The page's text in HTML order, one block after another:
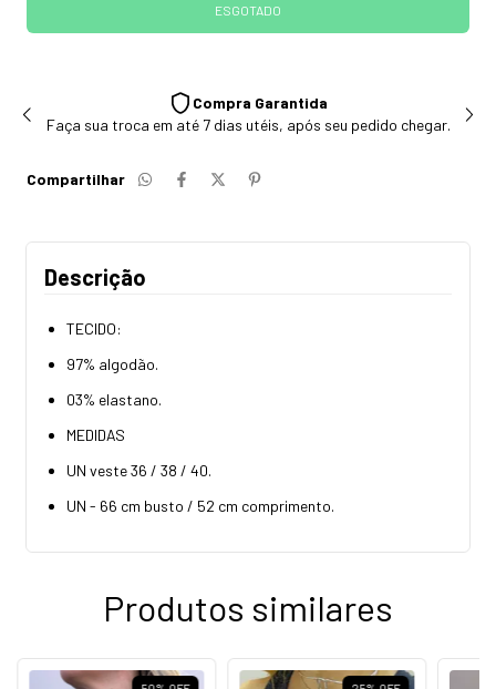
seu pedido chegar.
Não fazemos trocas/devolução de peças
Compartilhar
Descrição
TECIDO:
97% algodão.
03% elastano.
MEDIDAS
UN veste 36 / 38 / 40.
UN - 66 cm busto / 52 cm comprimento.
Produtos similares